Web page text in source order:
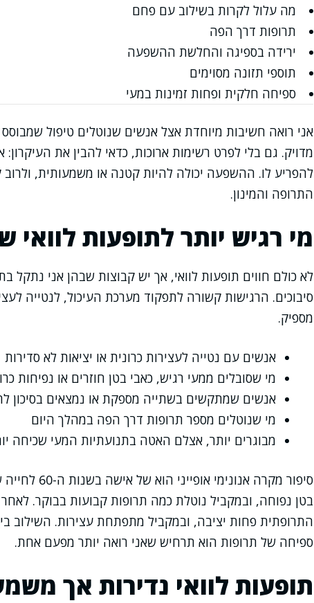
מה עלול לקרות בשילוב עם פחם
תרופות דרך הפה
ירידה בספיגה והחלשת ההשפעה
תוספי תזונה מסוימים
ספיחה חלקית ופחות זמינות במעי
אני רואה חשיבות מיוחדת אצל אנשים שנוטלים טיפול
מדויק. גם בלי לפרט רשימות ארוכות, כדאי להבין את
להפריע לו. ההשפעה יכולה להיות קטנה או משמעותית,
התרופה והמינון.
מי רגיש יותר לתופעות
לא כולם חווים תופעות לוואי, אך יש קבוצות שבהן אני נתקל
סיבוכים. הרגישות קשורה לתפקוד מערכת העיכול, לנטייה
מספיק.
אנשים עם נטייה לעצירות כרונית או יציאות לא סדירות
מי שסובלים ממעי רגיש, כאבי בטן חוזרים או נפיחות
אנשים שמתקשים בשתייה מספקת או נמצאים בסיכון
מי שנוטלים מספר תרופות דרך הפה במהלך היום
מבוגרים יותר, אצלם האטה בתנועתיות המעי שכיחה
סיפור מקרה
בטן נפוחה, ובמקביל נוטלת כמה תרופות קבועות בבוקר.
התרופתית פחות יציבה, ובמקביל מתפתחת עצירות. השילוב
ספיחה של תרופות הוא תרחיש שאני רואה יותר מפעם אחת.
תופעות לוואי נדירות אך